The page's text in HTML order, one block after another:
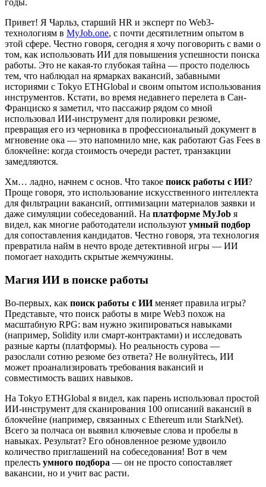
годы.
Привет! Я Чарльз, старший HR и эксперт по Web3-
технологиям в MyJob.one, с почти десятилетним опытом в
этой сфере. Честно говоря, сегодня я хочу поговорить с вами о
том, как использовать ИИ для повышения успешности поиска
работы. Это не какая-то глубокая тайна — просто поделюсь
тем, что наблюдал на ярмарках вакансий, забавными
историями с Tokyo ETHGlobal и своим опытом использования
инструментов. Кстати, во время недавнего перелета в Сан-
Франциско я заметил, что пассажир рядом со мной
использовал ИИ-инструмент для полировки резюме,
превращая его из черновика в профессиональный документ в
мгновение ока — это напомнило мне, как работают Gas Fees в
блокчейне: когда стоимость очереди растет, транзакции
замедляются.
Хм… ладно, начнем с основ. Что такое поиск работы с ИИ?
Проще говоря, это использование искусственного интеллекта
для фильтрации вакансий, оптимизации материалов заявки и
даже симуляции собеседований. На платформе MyJob я
видел, как многие работодатели используют умный подбор
для сопоставления кандидатов. Честно говоря, эта технология
превратила найм в нечто вроде детективной игры — ИИ
помогает находить скрытые жемчужины.
Магия ИИ в поиске работы
Во-первых, как поиск работы с ИИменяет правила игры?
Представьте, что поиск работы в мире Web3 похож на
масштабную RPG: вам нужно экипироваться навыками
(например, Solidity или смарт-контрактами) и исследовать
разные карты (платформы). Но реальность сурова —
разослали сотню резюме без ответа? Не волнуйтесь, ИИ
может проанализировать требования вакансий и
совместимость ваших навыков.
На Tokyo ETHGlobal я видел, как парень использовал простой
ИИ-инструмент для сканирования 100 описаний вакансий в
блокчейне (например, связанных с Ethereum или StarkNet).
Всего за полчаса он выявил ключевые слова и пробелы в
навыках. Результат? Его обновленное резюме удвоило
количество приглашений на собеседования! Вот в чем
прелесть умного подбора — он не просто сопоставляет
вакансии, но и учит вас расти.